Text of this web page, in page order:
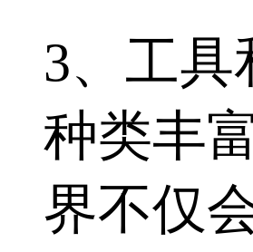
3、工具
种类丰
界不仅